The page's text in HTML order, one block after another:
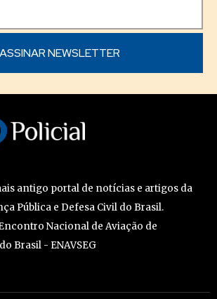
antigo portal de notícias e artigos da
Pública e Defesa Civil do Brasil.
Nacional de Aviação de
Brasil - ENAVSEG